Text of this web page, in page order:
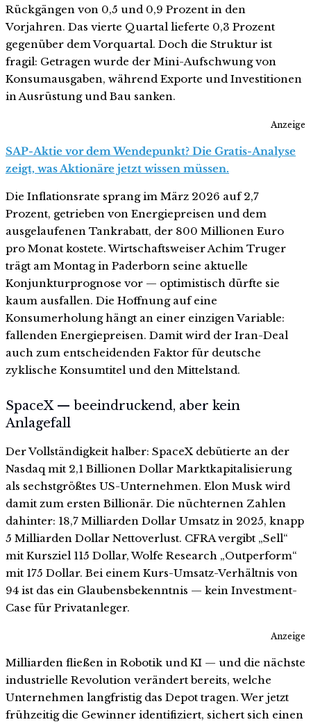
Rückgängen von 0,5 und 0,9 Prozent in den
Vorjahren. Das vierte Quartal lieferte 0,3 Prozent
gegenüber dem Vorquartal. Doch die Struktur ist
fragil: Getragen wurde der Mini-Aufschwung von
Konsumausgaben, während Exporte und Investitionen
in Ausrüstung und Bau sanken.
Anzeige
SAP-Aktie vor dem Wendepunkt? Die Gratis-Analyse
zeigt, was Aktionäre jetzt wissen müssen.
Die Inflationsrate sprang im März 2026 auf 2,7
Prozent, getrieben von Energiepreisen und dem
ausgelaufenen Tankrabatt, der 800 Millionen Euro
pro Monat kostete. Wirtschaftsweiser Achim Truger
trägt am Montag in Paderborn seine aktuelle
Konjunkturprognose vor — optimistisch dürfte sie
kaum ausfallen. Die Hoffnung auf eine
Konsumerholung hängt an einer einzigen Variable:
fallenden Energiepreisen. Damit wird der Iran-Deal
auch zum entscheidenden Faktor für deutsche
zyklische Konsumtitel und den Mittelstand.
SpaceX — beeindruckend, aber kein
Anlagefall
Der Vollständigkeit halber: SpaceX debütierte an der
Nasdaq mit 2,1 Billionen Dollar Marktkapitalisierung
als sechstgrößtes US-Unternehmen. Elon Musk wird
damit zum ersten Billionär. Die nüchternen Zahlen
dahinter: 18,7 Milliarden Dollar Umsatz in 2025, knapp
5 Milliarden Dollar Nettoverlust. CFRA vergibt „Sell“
mit Kursziel 115 Dollar, Wolfe Research „Outperform“
mit 175 Dollar. Bei einem Kurs-Umsatz-Verhältnis von
94 ist das ein Glaubensbekenntnis — kein Investment-
Case für Privatanleger.
Anzeige
Milliarden fließen in Robotik und KI — und die nächste
industrielle Revolution verändert bereits, welche
Unternehmen langfristig das Depot tragen. Wer jetzt
frühzeitig die Gewinner identifiziert, sichert sich einen